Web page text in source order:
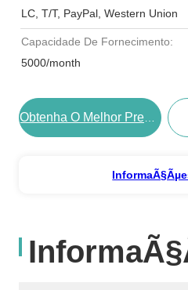
LC, T/T, PayPal, Western Union
Capacidade De Fornecimento:
5000/month
Obtenha O Melhor PreÃ§o